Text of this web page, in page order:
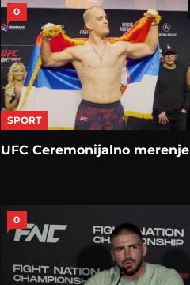
0
SPORT
UFC Ceremonijalno merenje
0